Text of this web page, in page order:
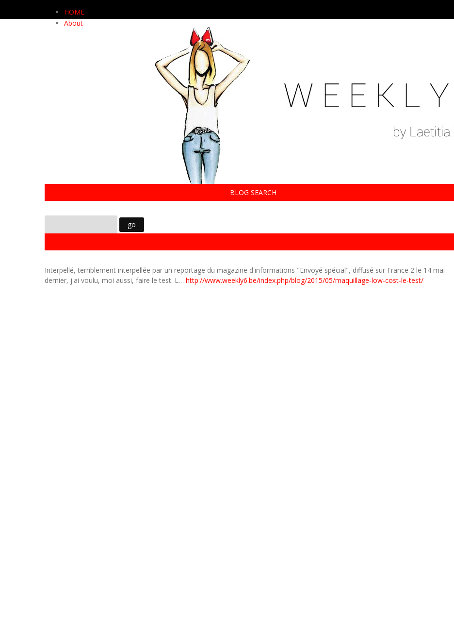
HOME
About
BLOG SEARCH
Interpellé, terriblement interpellée par un reportage du magazine d'informations "Envoyé spécial", diffusé sur France 2 le 14 mai
dernier, j'ai voulu, moi aussi, faire le test. L… http://www.weekly6.be/index.php/blog/2015/05/maquillage-low-cost-le-test/